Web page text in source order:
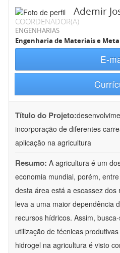
Ademir
COORDENADOR(A)
ENGENHARIAS
Engenharia de Materiais e
E-
Título do Projeto:
incorporação de diferentes
aplicação na agricultura
Resumo: A agricultura é um
economia mundial, porém,
desta área está a escassez
leva a uma maior dependência
recursos hídricos. Assim,
utilização de técnicas
hidrogel na agricultura é visto